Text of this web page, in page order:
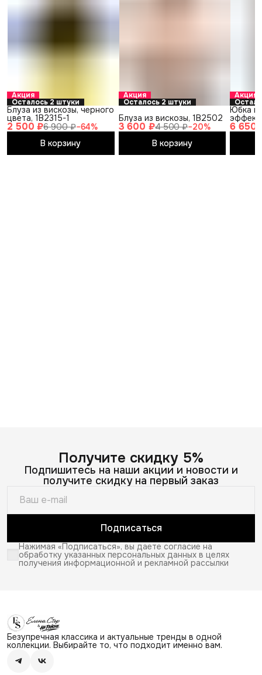
Акция
Осталось 2 штуки
2 500 ₽6 900 ₽−64%
Блуза из вискозы, черного
цвета, 1B2315-1
В корзину
Акция
Осталось 2 штуки
3 600 ₽4 500 ₽−20%
Блуза из вискозы, 1B2502
В корзину
Акция
6 650
Юбка
Получите скидку 5%
Подпишитесь на наши акции и новости и
получите скидку на первый заказ
Подписаться
Нажимая «Подписаться», вы даете согласие на
обработку указанных персональных данных в целях
получения информационной и рекламной рассылки
Безупречная классика и актуальные тренды в одной
коллекции. Выбирайте то, что подходит именно вам.